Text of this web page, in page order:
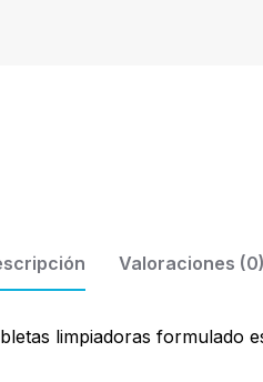
Valoraciones (0)
limpiadoras formulado